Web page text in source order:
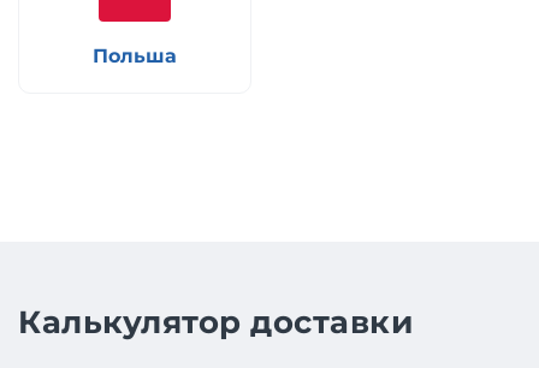
Польша
Калькулятор доставки